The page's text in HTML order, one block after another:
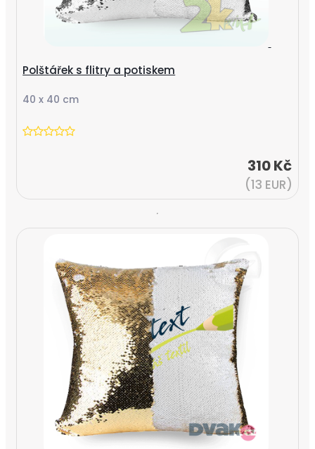
Polštářek s flitry a potiskem
40 x 40 cm
310 Kč
(13 EUR)